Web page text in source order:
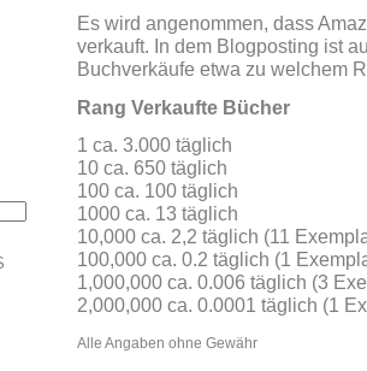
Es wird angenommen, dass
verkauft. In dem Blogposting ist
Buchverkäufe etwa zu welchem
Rang Verkaufte Bücher
1 ca. 3.000 täglich
10 ca. 650 täglich
100 ca. 100 täglich
1000 ca. 13 täglich
10,000 ca. 2,2 täglich (11
100,000 ca. 0.2 täglich (1
1,000,000 ca. 0.006 täglich (3
2,000,000 ca. 0.0001 täglich (1
Alle Angaben ohne Gewähr